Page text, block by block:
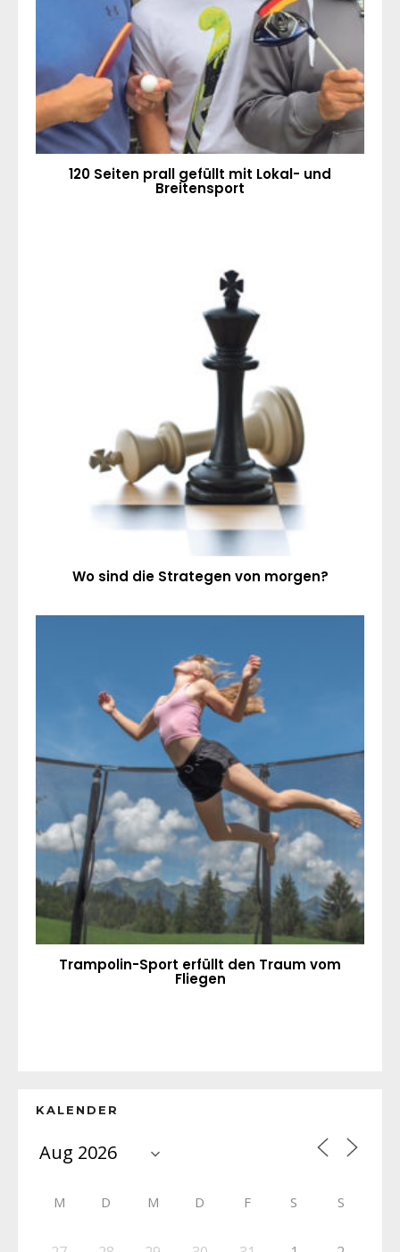
120 Seiten prall gefüllt mit Lokal- und
Breitensport
Wo sind die Strategen von morgen?
Trampolin-Sport erfüllt den Traum vom
Fliegen
KALENDER
M D M D F S S